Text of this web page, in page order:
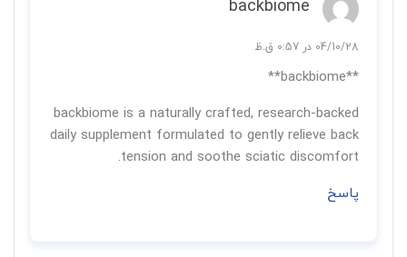
backbiome
04/10/28 در 0:57 ق.ظ
**backbiome**
backbiome is a naturally crafted, research-backed
daily supplement formulated to gently relieve back
tension and soothe sciatic discomfort.
پاسخ